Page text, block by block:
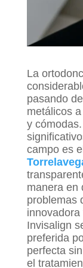
La
pasando
metálicos
y
campo es
manera en
problemas
Invisalign
preferida
perfecta
el